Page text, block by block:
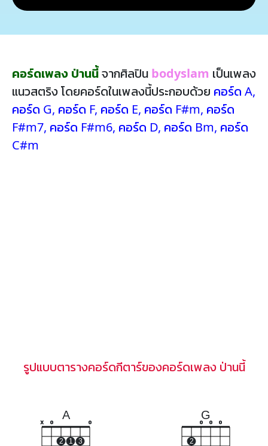
คอร์ดเพลง ป่านนี้จากศิลปิน bodyslam เป็นเพลง
แนวสตริง โดยคอร์ดในเพลงนี้ประกอบด้วย คอร์ด A,
คอร์ด G, คอร์ด F, คอร์ด E, คอร์ด F#m, คอร์ด
F#m7, คอร์ด F#m6, คอร์ด D, คอร์ด Bm, คอร์ด
C#m
รูปแบบตารางคอร์ดกีตาร์ของคอร์ดเพลง ป่านนี้
A
x o
2 1 3
o
G
2
o o o